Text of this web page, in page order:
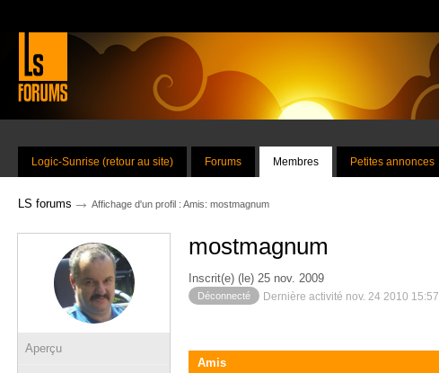
Logic-Sunrise (retour au site) Forums Membres Petites annonces
LS forums → Affichage d'un profil : Amis: mostmagnum
Aperçu
mostmagnum
Inscrit(e) (le) 25 nov. 2009
Déconnecté Dernière activité nov. 24 2010 15:57
Amis